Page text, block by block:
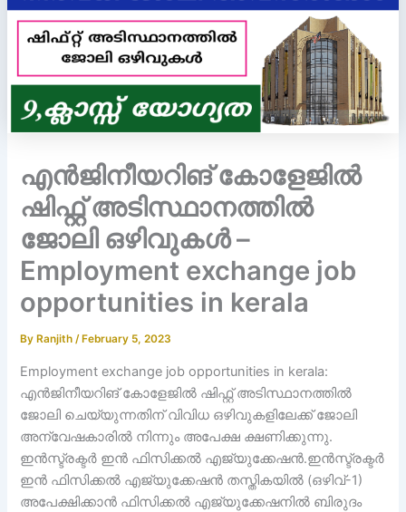
എന്‍ജിനീയറിങ് കോളേജില്‍
ഷിഫ്റ്റ് അടിസ്ഥാനത്തില്‍
ജോലി ഒഴിവുകള്‍ –
Employment exchange job
opportunities in kerala
By Ranjith/ February 5, 2023
Employment exchange job opportunities in kerala:
എൻജിനീയറിങ് കോളേജിൽ ഷിഫ്റ്റ് അടിസ്ഥാനത്തിൽ
ജോലി ചെയ്യുന്നതിന് വിവിധ ഒഴിവുകളിലേക്ക് ജോലി
അന്വേഷകാരിൽ നിന്നും അപേക്ഷ ക്ഷണിക്കുന്നു.
ഇൻസ്ട്രക്ടർ ഇൻ ഫിസിക്കൽ എജ്യുക്കേഷൻ.ഇൻസ്ട്രക്ടർ
ഇൻ ഫിസിക്കൽ എജ്യുക്കേഷൻ തസ്തികയിൽ (ഒഴിവ്-1)
അപേക്ഷിക്കാൻ ഫിസിക്കൽ എജ്യുക്കേഷനിൽ ബിരുദം